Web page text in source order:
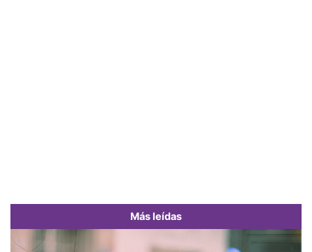
Más leídas